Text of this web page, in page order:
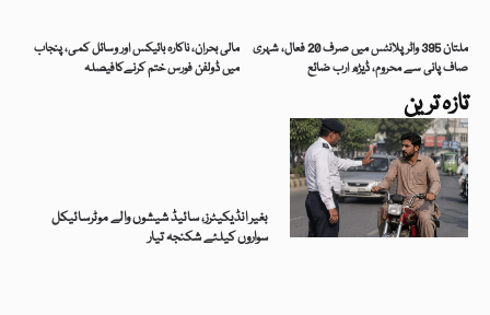
تازہ ترین
بغیر انڈیکیٹرز، سائیڈ شیشوں والے موٹرسائیکل
سواروں کیلئے شکنجہ تیار
مالی بحران، ناکارہ بائیکس اور وسائل کمی، پنجاب
میں ڈولفن فورس ختم کرنےکافیصلہ
ملتان 395 واٹر پلانٹس میں صرف 20 فعال، شہری
صاف پانی سے محروم، ڈیڑھ ارب ضائع